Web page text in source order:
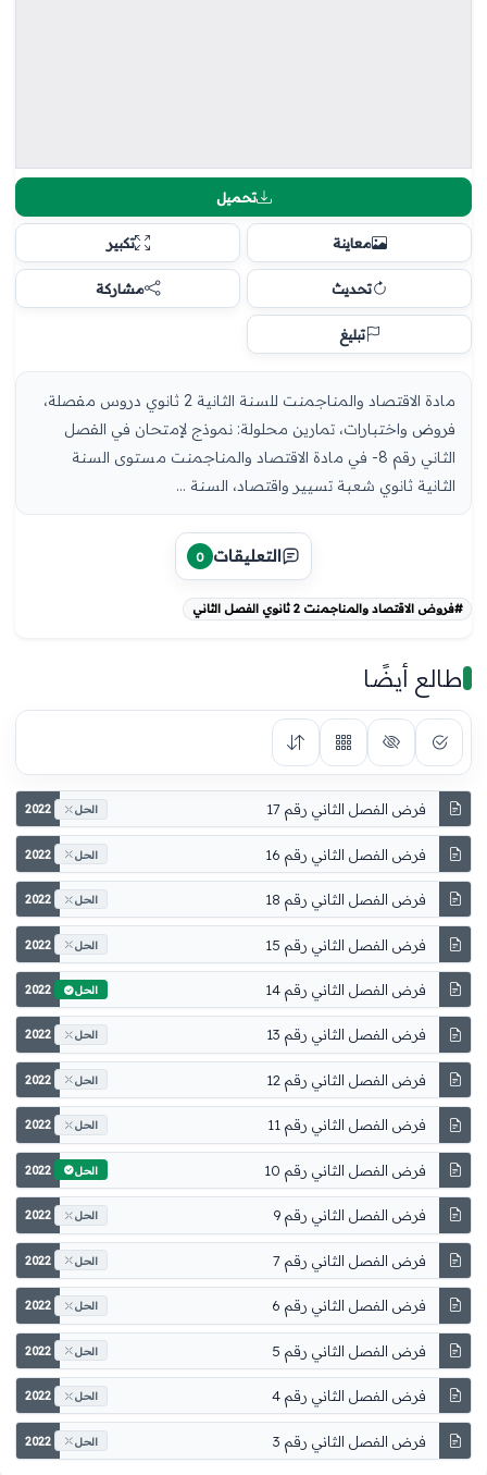
تحميل
معاينة تكبير
تحديث مشاركة
تبليغ
مادة الاقتصاد والمناجمنت للسنة الثانية 2 ثانوي دروس مفصلة،
فروض واختبارات، تمارين محلولة: نموذج لإمتحان في الفصل
الثاني رقم 8- في مادة الاقتصاد والمناجمنت مستوى السنة
الثانية ثانوي شعبة تسيير واقتصاد، السنة ...
التعليقات 0
#فروض الاقتصاد والمناجمنت 2 ثانوي الفصل الثاني
طالع أيضًا
فرض الفصل الثاني رقم 17 2022 الحل
فرض الفصل الثاني رقم 16 2022 الحل
فرض الفصل الثاني رقم 18 2022 الحل
فرض الفصل الثاني رقم 15 2022 الحل
فرض الفصل الثاني رقم 14 2022 الحل
فرض الفصل الثاني رقم 13 2022 الحل
فرض الفصل الثاني رقم 12 2022 الحل
فرض الفصل الثاني رقم 11 2022 الحل
فرض الفصل الثاني رقم 10 2022 الحل
فرض الفصل الثاني رقم 9 2022 الحل
فرض الفصل الثاني رقم 7 2022 الحل
فرض الفصل الثاني رقم 6 2022 الحل
فرض الفصل الثاني رقم 5 2022 الحل
فرض الفصل الثاني رقم 4 2022 الحل
فرض الفصل الثاني رقم 3 2022 الحل